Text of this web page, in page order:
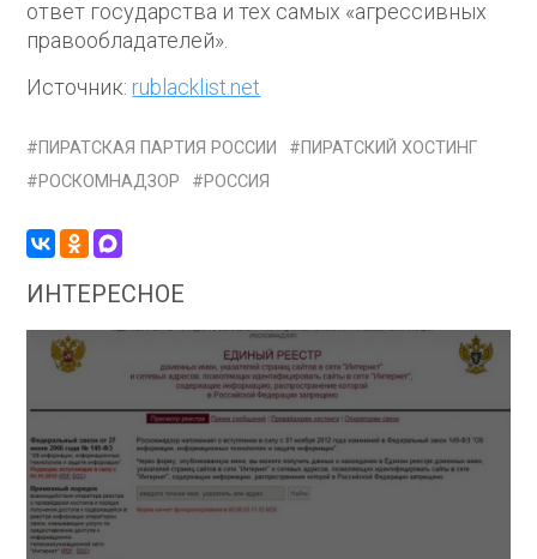
ответ государства и тех самых «агрессивных
правообладателей».
Источник: rublacklist.net
ПИРАТСКАЯ ПАРТИЯ РОССИИ
ПИРАТСКИЙ ХОСТИНГ
РОСКОМНАДЗОР
РОССИЯ
ИНТЕРЕСНОЕ